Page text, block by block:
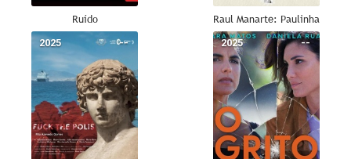
Ruído Raul Manarte: Paulinha
--
2025 --
2025